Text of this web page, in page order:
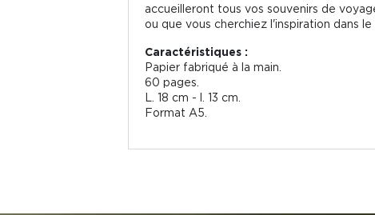
accueilleront tous vos souvenirs de
ou que vous cherchiez l'inspiration dans
Caractéristiques :
Papier fabriqué à la main.
60 pages.
L. 18 cm - l. 13 cm.
Format A5.